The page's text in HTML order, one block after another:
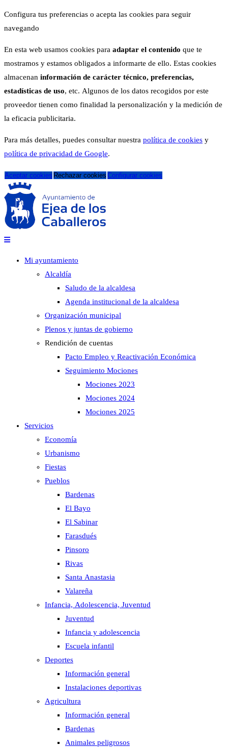
Configura tus preferencias o acepta las cookies para seguir
navegando
En esta web usamos cookies para adaptar el contenido que te
mostramos y estamos obligados a informarte de ello. Estas cookies
almacenan información de carácter técnico, preferencias,
estadísticas de uso, etc. Algunos de los datos recogidos por este
proveedor tienen como finalidad la personalización y la medición de
la eficacia publicitaria.
Para más detalles, puedes consultar nuestra política de cookies y
política de privacidad de Google.
Aceptar cookies Rechazar cookies Configurar cookies
Mi ayuntamiento
Alcaldía
Saludo de la alcaldesa
Agenda institucional de la alcaldesa
Organización municipal
Plenos y juntas de gobierno
Rendición de cuentas
Pacto Empleo y Reactivación Económica
Seguimiento Mociones
Mociones 2023
Mociones 2024
Mociones 2025
Servicios
Economía
Urbanismo
Fiestas
Pueblos
Bardenas
El Bayo
El Sabinar
Farasdués
Pinsoro
Rivas
Santa Anastasia
Valareña
Infancia, Adolescencia, Juventud
Juventud
Infancia y adolescencia
Escuela infantil
Deportes
Información general
Instalaciones deportivas
Agricultura
Información general
Bardenas
Animales peligrosos